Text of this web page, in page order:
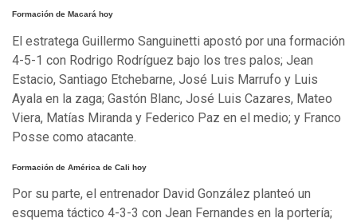
Formación de Macará hoy
El estratega Guillermo Sanguinetti apostó por una formación
4-5-1 con Rodrigo Rodríguez bajo los tres palos; Jean
Estacio, Santiago Etchebarne, José Luis Marrufo y Luis
Ayala en la zaga; Gastón Blanc, José Luis Cazares, Mateo
Viera, Matías Miranda y Federico Paz en el medio; y Franco
Posse como atacante.
Formación de América de Cali hoy
Por su parte, el entrenador David González planteó un
esquema táctico 4-3-3 con Jean Fernandes en la portería;